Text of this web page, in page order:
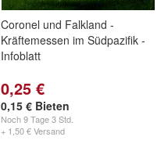
Coronel und Falkland -
Kräftemessen im Südpazifik -
Infoblatt
0,25 €
0,15 € Bieten
Noch9 Tage 3 Std.
+ 1,50 € Versand